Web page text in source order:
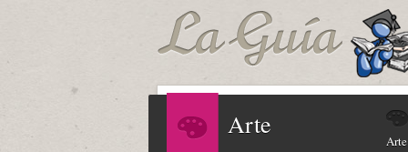
Arte
Arte